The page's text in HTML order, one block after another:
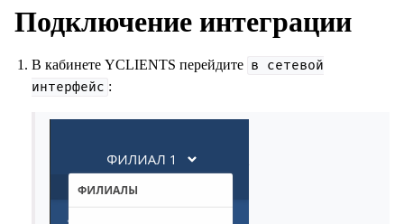
Подключение интеграции
В кабинете YCLIENTS перейдите в
сетевой
интерфейс :